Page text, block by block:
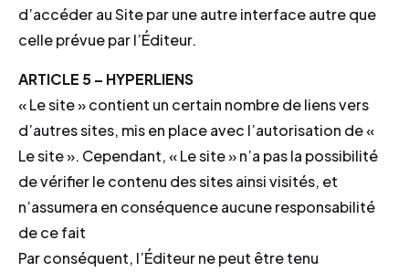
d’accéder au Site par une autre interface autre que
celle prévue par l’Éditeur.
ARTICLE 5 – HYPERLIENS
« Le site » contient un certain nombre de liens vers
d’autres sites, mis en place avec l’autorisation de «
Le site ». Cependant, « Le site » n’a pas la possibilité
de vérifier le contenu des sites ainsi visités, et
n’assumera en conséquence aucune responsabilité
de ce fait
Par conséquent, l’Éditeur ne peut être tenu